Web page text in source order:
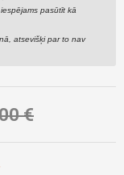
pasūtīt kā
atsevišķi par to nav
€